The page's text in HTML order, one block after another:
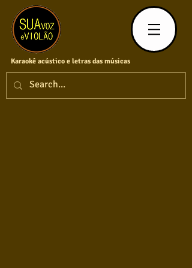
Karaokê acústico e letras das músicas